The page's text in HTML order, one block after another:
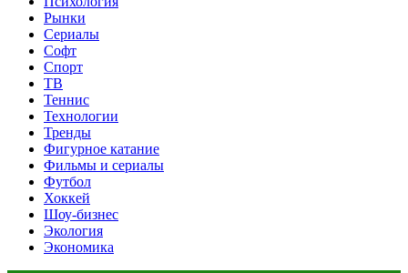
Рынки
Сериалы
Софт
Спорт
ТВ
Теннис
Технологии
Тренды
Фигурное катание
Фильмы и сериалы
Футбол
Хоккей
Шоу-бизнес
Экология
Экономика